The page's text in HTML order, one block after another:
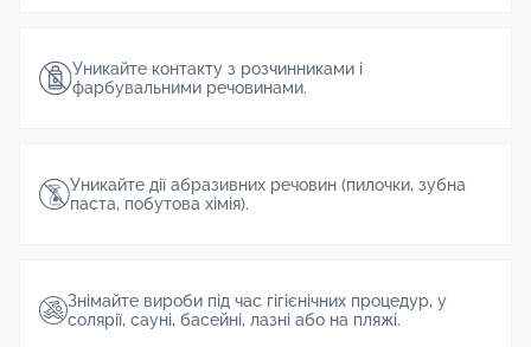
Уникайте контакту з розчинниками і
фарбувальними речовинами.
Уникайте дії абразивних речовин (пилочки, зубна
паста, побутова хімія).
Знімайте вироби під час гігієнічних процедур, у
солярії, сауні, басейні, лазні або на пляжі.